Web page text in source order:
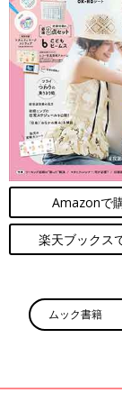
今回はダイソー
アイテムがいっ
うですよね♪ 店舗
に入りを見つけ
(文・広瀬まいこ)
●記事内の価格は
●記事内容でご紹
●記事の内容は記
ます。
Amazonで
楽天ブックス
ムック書籍